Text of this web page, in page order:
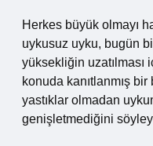
Herkes büyük olmayı
uykusuz uyku, bugün
yüksekliğin uzatılması
konuda kanıtlanmış
yastıklar olmadan
genişletmediğini